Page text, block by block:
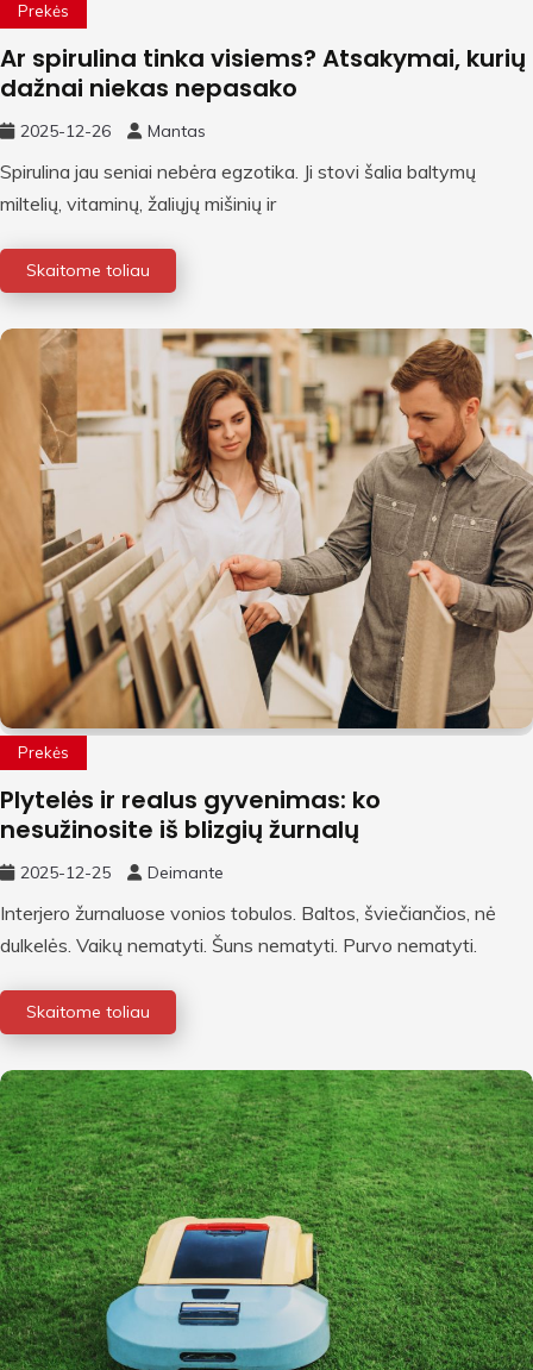
Prekės
Ar spirulina tinka visiems? Atsakymai, kurių
dažnai niekas nepasako
2025-12-26 Mantas
Spirulina jau seniai nebėra egzotika. Ji stovi šalia baltymų
miltelių, vitaminų, žaliųjų mišinių ir
Skaitome toliau
Prekės
Plytelės ir realus gyvenimas: ko
nesužinosite iš blizgių žurnalų
2025-12-25 Deimante
Interjero žurnaluose vonios tobulos. Baltos, šviečiančios, nė
dulkelės. Vaikų nematyti. Šuns nematyti. Purvo nematyti.
Skaitome toliau